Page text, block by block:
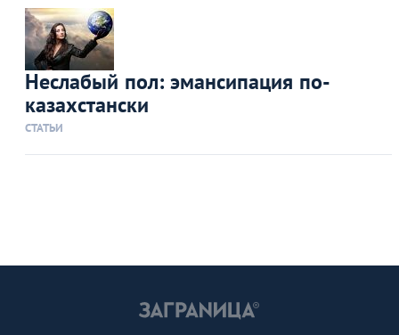
Неслабый пол: эмансипация по-
казахстански
СТАТЬИ